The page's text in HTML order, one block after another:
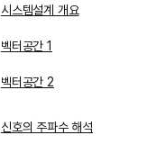
시스템설계 개요
벡터공간 1
벡터공간 2
신호의 주파수 해석